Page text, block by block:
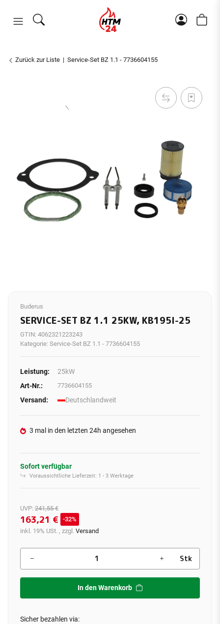
Zurück zur Liste Service-Set BZ 1.1 - 7736604155
Buderus
SERVICE-SET BZ 1.1 25KW, KB195I-25
GTIN: 4062321223243
Kategorie: Service-Set BZ 1.1 - 7736604155
Leistung:
25kW
Art-Nr.:
7736604155
Versand: Deutschlandweit
3 mal in den letzten 24h angesehen
Sofort verfügbar
Voraussichtliche Lieferzeit: 1 - 3 Werktage
UVP: 241,55 €
163,21 €
32%
inkl. 19% USt. , zzgl. Versand
Stk
In den Warenkorb
Sicher bezahlen via: